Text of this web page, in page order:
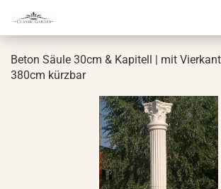
Beton Säule 30cm & Ka­pi­tell | mit
380cm kürz­bar